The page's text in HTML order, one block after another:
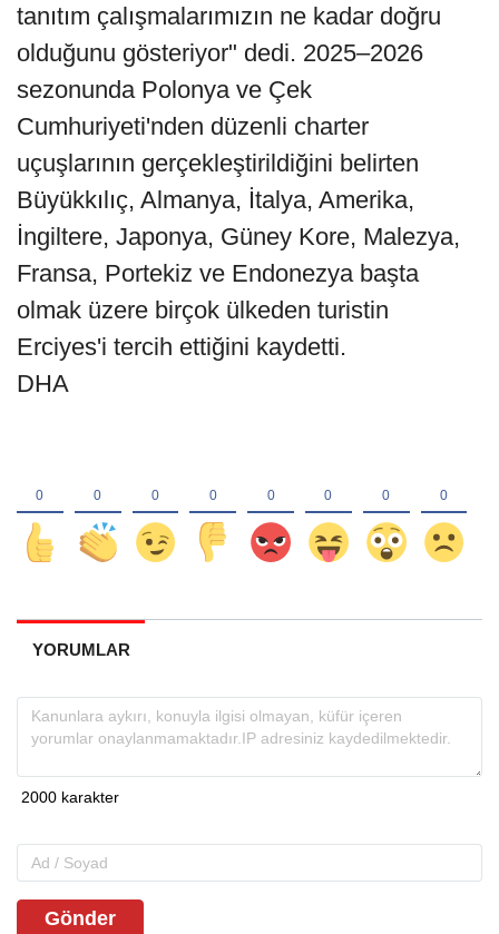
tanıtım çalışmalarımızın ne kadar doğru
olduğunu gösteriyor" dedi. 2025–2026
sezonunda Polonya ve Çek
Cumhuriyeti'nden düzenli charter
uçuşlarının gerçekleştirildiğini belirten
Büyükkılıç, Almanya, İtalya, Amerika,
İngiltere, Japonya, Güney Kore, Malezya,
Fransa, Portekiz ve Endonezya başta
olmak üzere birçok ülkeden turistin
Erciyes'i tercih ettiğini kaydetti.
DHA
YORUMLAR
Gönder